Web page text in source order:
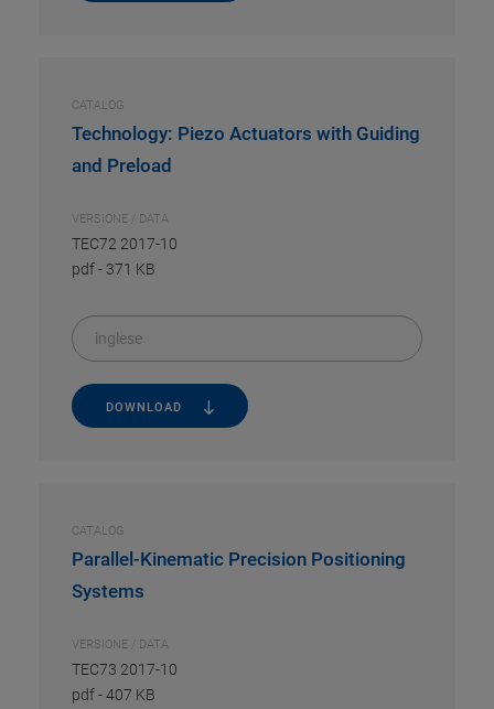
CATALOG
Technology: Piezo Actuators with Guiding
and Preload
VERSIONE / DATA
TEC72 2017-10
pdf- 371 KB
inglese
DOWNLOAD
CATALOG
Parallel-Kinematic Precision Positioning
Systems
VERSIONE / DATA
TEC73 2017-10
pdf-407 KB